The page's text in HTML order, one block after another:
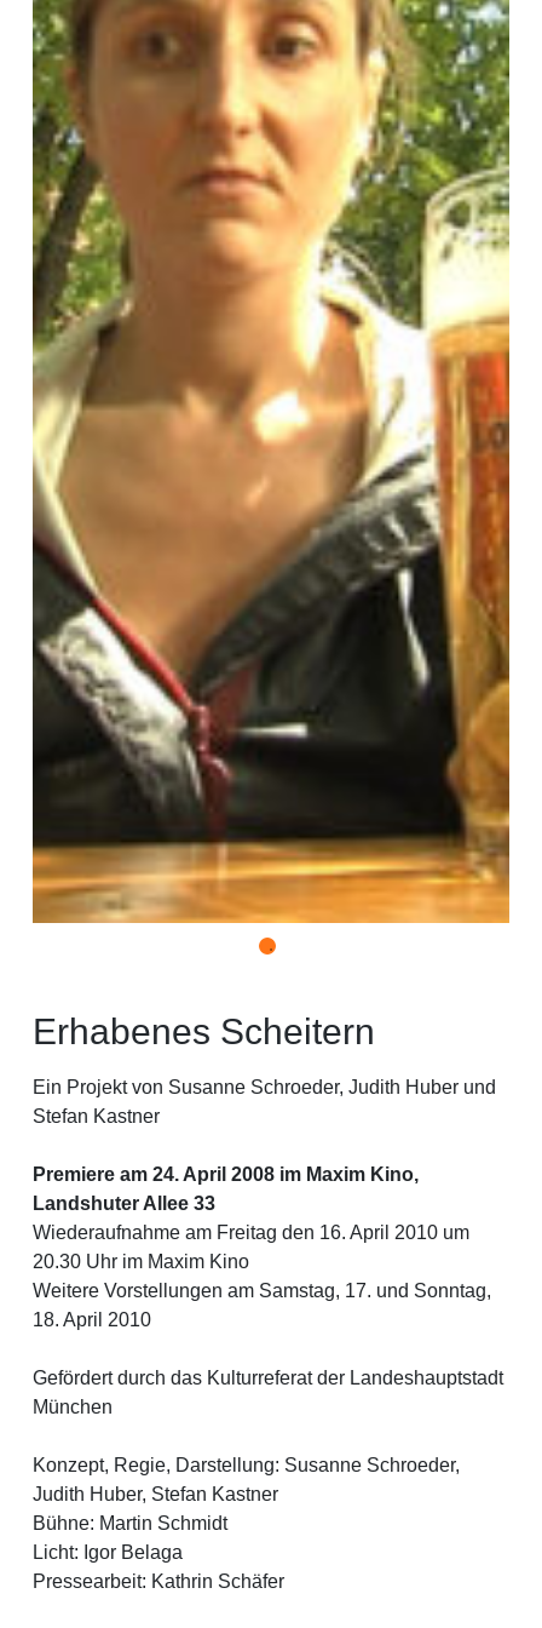
Erhabenes Scheitern
Ein Projekt von Susanne Schroeder, Judith Huber und
Stefan Kastner
Premiere am 24. April 2008 im Maxim Kino,
Landshuter Allee 33
Wiederaufnahme am Freitag den 16. April 2010 um
20.30 Uhr im Maxim Kino
Weitere Vorstellungen am Samstag, 17. und Sonntag,
18. April 2010
Gefördert durch das Kulturreferat der Landeshauptstadt
München
Konzept, Regie, Darstellung: Susanne Schroeder,
Judith Huber, Stefan Kastner
Bühne: Martin Schmidt
Licht: Igor Belaga
Pressearbeit: Kathrin Schäfer